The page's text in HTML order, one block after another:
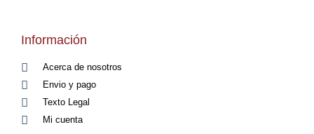
Información
Acerca de nosotros
Envio y pago
Texto Legal
Mi cuenta